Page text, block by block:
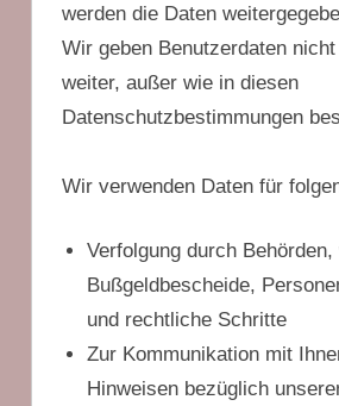
werden die Daten
Wir geben Benutzerdaten
weiter, außer wie in diesen
Datenschutzbestimmungen
Wir verwenden Daten für
Verfolgung durch Behörden,
Bußgeldbescheide,
und rechtliche Schritte
Zur Kommunikation mit
Hinweisen bezüglich